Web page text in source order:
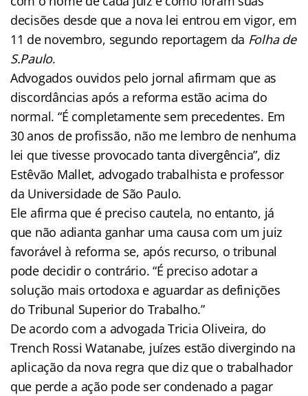
decisões desde que a nova lei entrou em vigor, em
11 de novembro, segundo reportagem da Folha de
S.Paulo.
Advogados ouvidos pelo jornal afirmam que as
discordâncias após a reforma estão acima do
normal. “É completamente sem precedentes. Em
30 anos de profissão, não me lembro de nenhuma
lei que tivesse provocado tanta divergência”, diz
Estêvão Mallet, advogado trabalhista e professor
da Universidade de São Paulo.
Ele afirma que é preciso cautela, no entanto, já
que não adianta ganhar uma causa com um juiz
favorável à reforma se, após recurso, o tribunal
pode decidir o contrário. “É preciso adotar a
solução mais ortodoxa e aguardar as definições
do Tribunal Superior do Trabalho.”
De acordo com a advogada Tricia Oliveira, do
Trench Rossi Watanabe, juízes estão divergindo na
aplicação da nova regra que diz que o trabalhador
que perde a ação pode ser condenado a pagar